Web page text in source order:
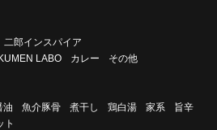
二郎インスパイア
LABO カレー その他
油 魚介豚骨 煮干し 鶏白湯 家系
旨辛
ト